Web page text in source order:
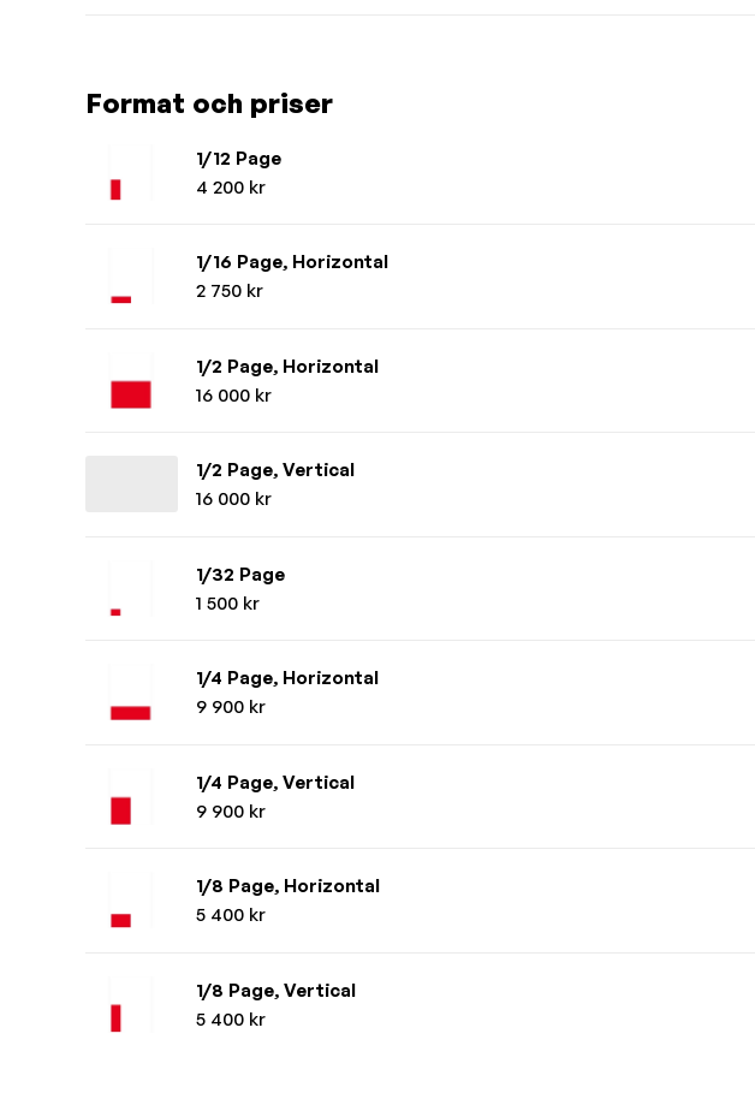
Format och priser
1/12 Page
4 200 kr
1/16 Page, Horizontal
2 750 kr
1/2 Page, Horizontal
16 000 kr
1/2 Page, Vertical
16 000 kr
1/32 Page
1 500 kr
1/4 Page, Horizontal
9 900 kr
1/4 Page, Vertical
9 900 kr
1/8 Page, Horizontal
5 400 kr
1/8 Page, Vertical
5 400 kr